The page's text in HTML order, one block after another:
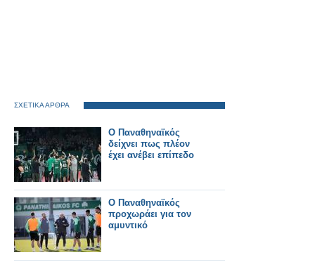
ΣΧΕΤΙΚΑ ΑΡΘΡΑ
Ο Παναθηναϊκός
δείχνει πως πλέον
έχει ανέβει επίπεδο
Ο Παναθηναϊκός
προχωράει για τον
αμυντικό